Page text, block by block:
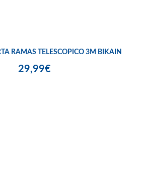
RAMAS TELESCOPICO 3M BIKAIN
29,99€